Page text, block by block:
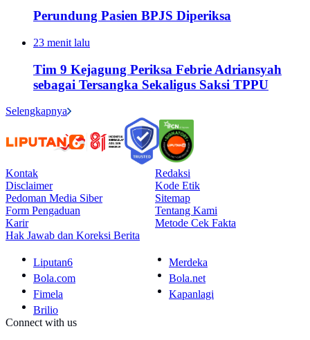
Perundung Pasien BPJS Diperiksa
23 menit lalu
Tim 9 Kejagung Periksa Febrie Adriansyah
sebagai Tersangka Sekaligus Saksi TPPU
Selengkapnya
Kontak
Redaksi
Disclaimer
Kode Etik
Pedoman Media Siber
Sitemap
Form Pengaduan
Tentang Kami
Karir
Metode Cek Fakta
Hak Jawab dan Koreksi Berita
Liputan6
Merdeka
Bola.com
Bola.net
Fimela
Kapanlagi
Brilio
Connect with us